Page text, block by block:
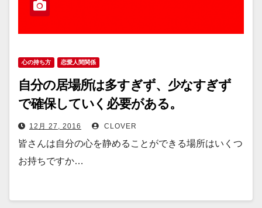
心の持ち方 恋愛人間関係
自分の居場所は多すぎず、少なすぎず
で確保していく必要がある。
12月 27, 2016 CLOVER
皆さんは自分の心を静めることができる場所はいくつ
お持ちですか…